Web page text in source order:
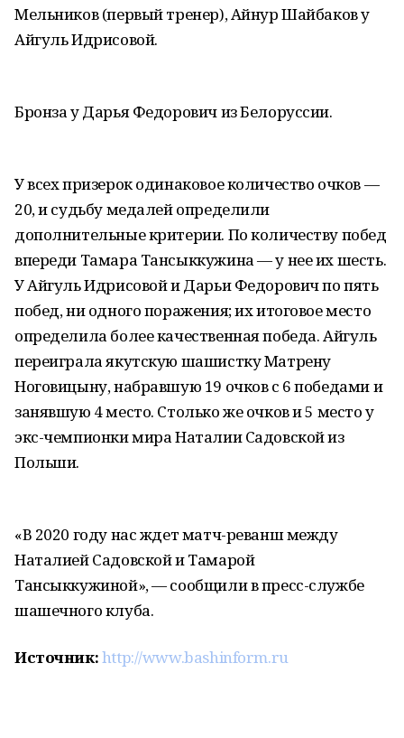
Мельников (первый тренер), Айнур Шайбаков у
Айгуль Идрисовой.
Бронза у Дарья Федорович из Белоруссии.
У всех призерок одинаковое количество очков —
20, и судьбу медалей определили
дополнительные критерии. По количеству побед
впереди Тамара Тансыккужина — у нее их шесть.
У Айгуль Идрисовой и Дарьи Федорович по пять
побед, ни одного поражения; их итоговое место
определила более качественная победа. Айгуль
переиграла якутскую шашистку Матрену
Ноговицыну, набравшую 19 очков с 6 победами и
занявшую 4 место. Столько же очков и 5 место у
экс-чемпионки мира Наталии Садовской из
Польши.
«В 2020 году нас ждет матч-реванш между
Наталией Садовской и Тамарой
Тансыккужиной», — сообщили в пресс-службе
шашечного клуба.
Источник:http://www.bashinform.ru